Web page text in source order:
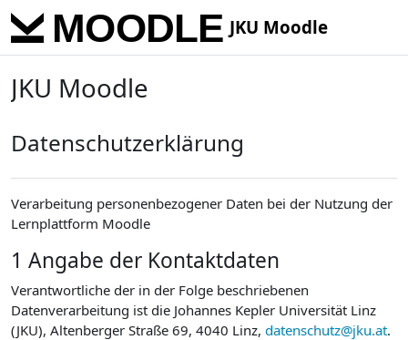
Skip to main content
JKU Moodle
JKU Moodle
Datenschutzerklärung
Verarbeitung personenbezogener Daten bei der Nutzung der
Lernplattform Moodle
1 Angabe der Kontaktdaten
Verantwortliche der in der Folge beschriebenen
Datenverarbeitung ist die Johannes Kepler Universität Linz
(JKU), Altenberger Straße 69, 4040 Linz, datenschutz@jku.at.